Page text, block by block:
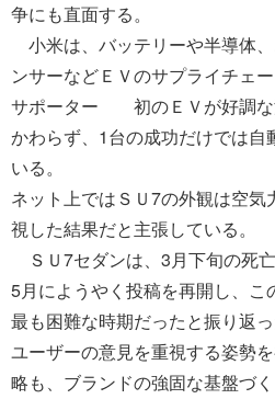
争にも直面する。
小米は、バッテリーや半導体
ンサーなどＥＶのサプライチェー
サポーター 初のＥＶが好調な
かわらず、1台の成功だけでは自
いる。
ネット上ではＳＵ7の外観は空
視した結果だと主張している。
ＳＵ7セダンは、3月下旬の死
5月にようやく投稿を再開し、
最も困難な時期だったと振り返っ
ユーザーの意見を重視する姿勢
略も、ブランドの強固な基盤づく